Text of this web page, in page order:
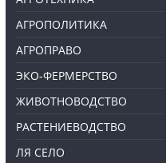
АГРОПОЛИТИКА
АГРОПРАВО
ЭКО-ФЕРМЕРСТВО
ЖИВОТНОВОДСТВО
РАСТЕНИЕВОДСТВО
ЛЯ СЕЛО